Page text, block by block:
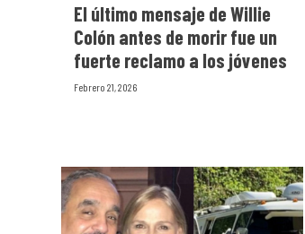
El último mensaje de Willie
Colón antes de morir fue un
fuerte reclamo a los jóvenes
Febrero 21, 2026